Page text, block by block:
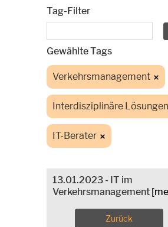
Tag-Filter
Gewählte Tags
Verkehrsmanagement
Interdisziplinäre Lösungen
IT-Berater
13.01.2023 - IT im
Verkehrsmanagement
Zurück